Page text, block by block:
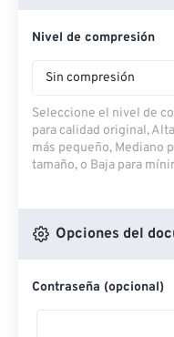
Desde
Nivel de compresión
Sin compresión
Seleccione el nivel de
para calidad original,
más pequeño, Mediano
tamaño, o Baja para
Opciones del
Contraseña (opcional)